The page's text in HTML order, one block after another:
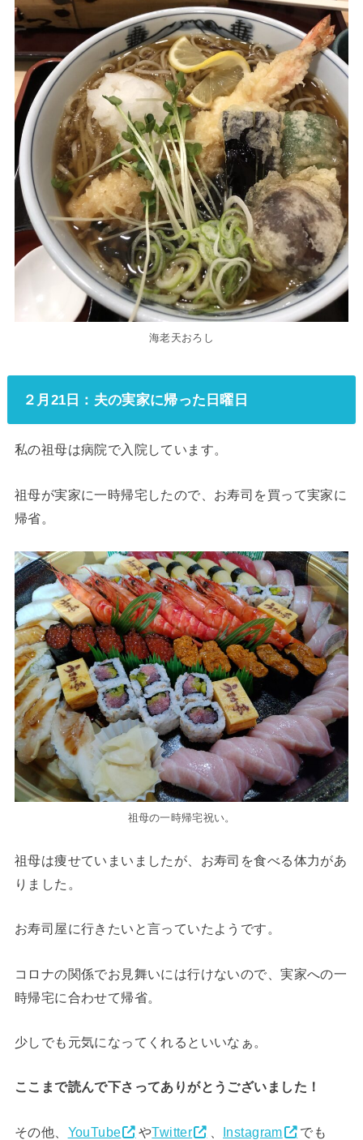
海老天おろし
２月21日：夫の実家に帰った日曜日
私の祖母は病院で入院しています。
祖母が実家に一時帰宅したので、お寿司を買って実家に
帰省。
祖母の一時帰宅祝い。
祖母は痩せていまいましたが、お寿司を食べる体力があ
りました。
お寿司屋に行きたいと言っていたようです。
コロナの関係でお見舞いには行けないので、実家への一
時帰宅に合わせて帰省。
少しでも元気になってくれるといいなぁ。
ここまで読んで下さってありがとうございました！
その他、 YouTube やTwitter Instagram でも